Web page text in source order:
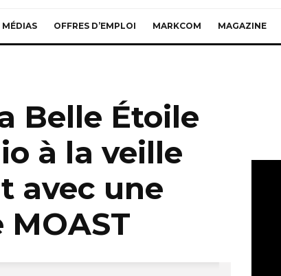
MÉDIAS OFFRES D’EMPLOI MARKCOM MAGAZINE
Belle Étoile
à la veille
avec une